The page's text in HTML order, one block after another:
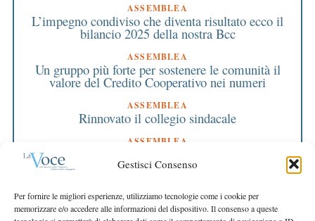
Gestisci Consenso
Per fornire le migliori esperienze, utilizziamo tecnologie come i cookie per
memorizzare e/o accedere alle informazioni del dispositivo. Il consenso a queste
ASSEMBLEA
L’impegno condiviso che diventa risultato ecco il
bilancio 2025 della nostra Bcc
ASSEMBLEA
Un gruppo più forte per sostenere le comunità il
valore del Credito Cooperativo nei numeri
ASSEMBLEA
Rinnovato il collegio sindacale
ASSEMBLEA
Bilancio approvato all’unanimità e 2 milioni
destinati al territorio
EDITORIALE DIRETTORE
Crescere restando riconoscibili